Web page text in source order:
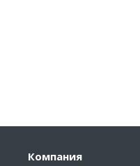
Компания